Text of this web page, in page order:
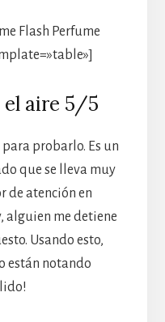
Flash Perfume
el aire 5/5
probarlo. Es un
que se lleva muy
de atención en
alguien me detiene
Usando esto,
están notando